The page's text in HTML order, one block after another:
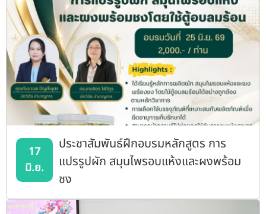
17
มิ.ย.
ประชาสัมพันธ์ฝึกอบรมหลักสูตร การ
แปรรูปผัก สมุนไพรอบแห้งและผงพร้อม
ชง